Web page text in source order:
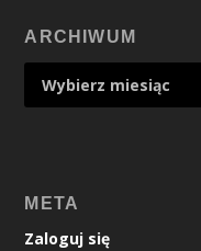
ARCHIWUM
META
Zaloguj się